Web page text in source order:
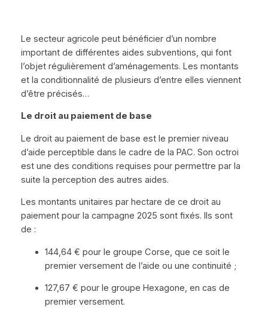
Le secteur agricole peut bénéficier d’un nombre
important de différentes aides subventions, qui font
l’objet régulièrement d’aménagements. Les montants
et la conditionnalité de plusieurs d’entre elles viennent
d’être précisés…
Le droit au paiement de base
Le droit au paiement de base est le premier niveau
d’aide perceptible dans le cadre de la PAC. Son octroi
est une des conditions requises pour permettre par la
suite la perception des autres aides.
Les montants unitaires par hectare de ce droit au
paiement pour la campagne 2025 sont fixés. Ils sont
de :
144,64 € pour le groupe Corse, que ce soit le
premier versement de l’aide ou une continuité ;
127,67 € pour le groupe Hexagone, en cas de
premier versement.